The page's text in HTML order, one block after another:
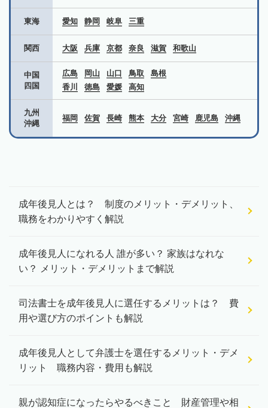
東海 愛知 静岡 岐阜 三重
関西 大阪 兵庫 京都 奈良 滋賀 和歌山
中国
四国
広島 岡山 山口 鳥取
島根
香川
徳島 愛媛 高知
九州
沖縄
福岡 佐賀 長崎 熊本 大分 宮崎 鹿児島 沖縄
成年後見人とは？ 制度のメリット・デメリット、
職務をわかりやすく解説
成年後見人になれる人 誰が多い？ 家族はなれな
い？ メリット・デメリットまで解説
司法書士を成年後見人に選任するメリットは？ 費
用や選び方のポイントも解説
成年後見人として弁護士を選任するメリット・デメ
リット 職務内容・費用も解説
親が認知症になったらやるべきこと 財産管理や相